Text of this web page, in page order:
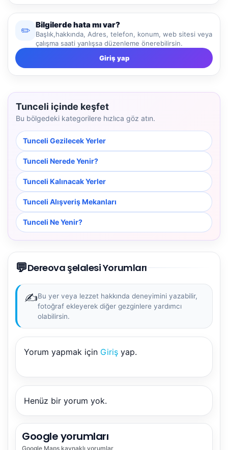
✏️
Bilgilerde hata mı var?
Başlık,hakkında, Adres, telefon, konum, web sitesi veya
çalışma saati yanlışsa düzenleme önerebilirsin.
Giriş yap
Tunceli içinde keşfet
Bu bölgedeki kategorilere hızlıca göz atın.
Tunceli Gezilecek Yerler
Tunceli Nerede Yenir?
Tunceli Kalınacak Yerler
Tunceli Alışveriş Mekanları
Tunceli Ne Yenir?
💬Dereova şelalesi Yorumları
✍️Bu yer veya lezzet hakkında deneyimini yazabilir,
fotoğraf ekleyerek diğer gezginlere yardımcı
olabilirsin.
Yorum yapmak için Giriş yap.
Henüz bir yorum yok.
Google yorumları
Google Maps kaynaklı yorumlar
NBY Akıllı Asistan
AI kullanmadan, sitedeki gerçek yerlerle akıllı rota
önerir.
Şehir / ilçe